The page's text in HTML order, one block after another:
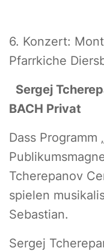
6. Konzert:
Pfarrkiche
Sergej
BACH Privat
Dass Programm
Tcherepanov
spielen
Sebastian.
Sergej